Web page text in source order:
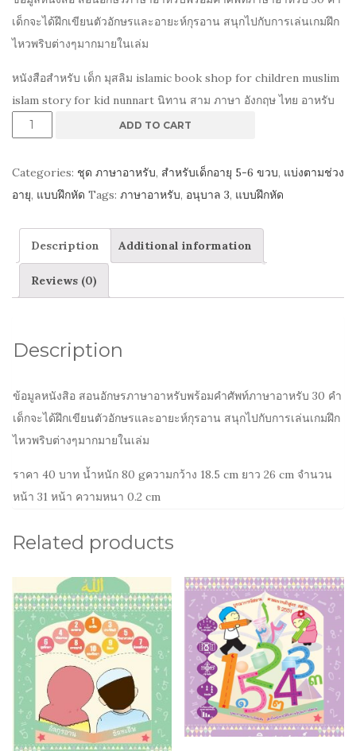
เด็กจะได้ฝึกเขียนตัวอักษรและอายะห์กุรอาน สนุกไปกับการเล่นเกมฝึก
ไหวพริบต่างๆมากมายในเล่ม
หนังสือสำหรับ เด็ก มุสลิม islamic book shop for children muslim
islam story for kid nunnart นิทาน สาม ภาษา อังกฤษ ไทย อาหรับ
แบบ
อลิฟ
ปลาย
quantity
ADD TO CART
Categories: ชุด ภาษาอาหรับ, สำหรับเด็กอายุ 5-6 ขวบ, แบ่งตามช่วง
อายุ, แบบฝึกหัด Tags: ภาษาอาหรับ, อนุบาล 3, แบบฝึกหัด
Description Additional information
Reviews (0)
Description
ข้อมูลหนังสิอ สอนอักษรภาษาอาหรับพร้อมคำศัพท์ภาษาอาหรับ 30 คำ
เด็กจะได้ฝึกเขียนตัวอักษรและอายะห์กุรอาน สนุกไปกับการเล่นเกมฝึก
ไหวพริบต่างๆมากมายในเล่ม
ราคา 40 บาท น้ำหนัก 80 gความกว้าง 18.5 cm ยาว 26 cm จำนวน
หน้า 31 หน้า ความหนา 0.2 cm
Related products